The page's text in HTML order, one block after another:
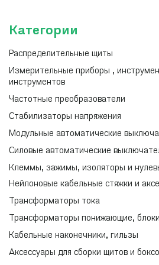
Категории
Распределительные щиты
Измерительные приборы ,
инструментов
Частотные преобразователи
Стабилизаторы напряжения
Модульные автоматические
Силовые автоматические
Клеммы, зажимы, изоляторы и
Нейлоновые кабельные стяжки и
Трансформаторы тока
Трансформаторы понижающие,
Кабельные наконечники, гильзы
Аксессуары для сборки щитов и